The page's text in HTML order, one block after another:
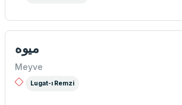
ميوه
Meyve
Lugat-ı Remzi